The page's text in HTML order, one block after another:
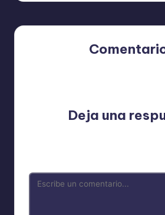
Deja una